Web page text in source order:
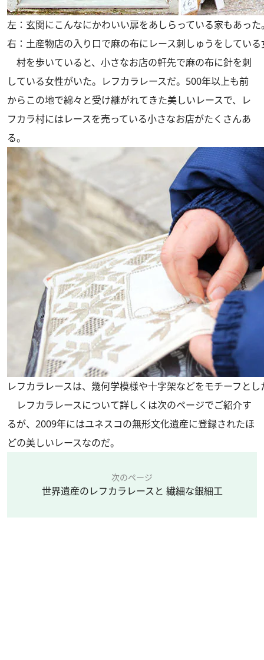
左：玄関にこんなにかわいい扉をあしらっている家もあった
右：土産物店の入り口で麻の布にレース刺しゅうをしてい
村を歩いていると、小さなお店の軒先で麻の布に針を刺
している女性がいた。レフカラレースだ。500年以上も前
からこの地で綿々と受け継がれてきた美しいレースで、レ
フカラ村にはレースを売っている小さなお店がたくさんあ
る。
レフカラレースは、幾何学模様や十字架などをモチーフと
レフカラレースについて詳しくは次のページでご紹介す
るが、2009年にはユネスコの無形文化遺産に登録されたほ
どの美しいレースなのだ。
次のページ
世界遺産のレフカラレースと 繊細な銀細工